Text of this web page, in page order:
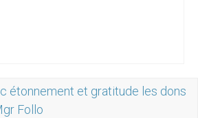
étonnement et gratitude les dons
Follo